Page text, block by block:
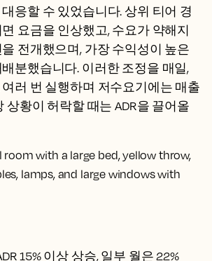
응할 수 있었습니다. 상위 티어 경
요금을 인상했고, 수요가 약해지
전개했으며, 가장 수익성이 높은
분했습니다. 이러한 조정을 매일,
러 번 실행하며 저수요기에는 매출
상황이 허락할 때는 ADR을 끌어올
15% 이상 상승, 일부 월은 22%